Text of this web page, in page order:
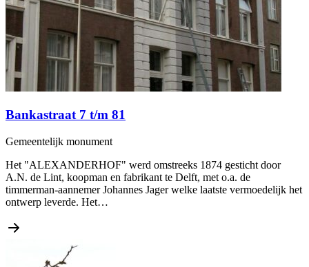
Bankastraat 7 t/m 81
Gemeentelijk monument
Het "ALEXANDERHOF" werd omstreeks 1874 gesticht door
A.N. de Lint, koopman en fabrikant te Delft, met o.a. de
timmerman-aannemer Johannes Jager welke laatste vermoedelijk het
ontwerp leverde. Het…